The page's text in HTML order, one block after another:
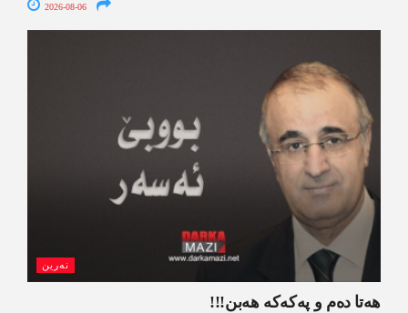
2026-08-06
نەرین
ھەتا دەم و پەکەکە ھەبن!!!